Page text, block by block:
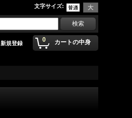
文字サイズ:
0 カートの中身
新規登録